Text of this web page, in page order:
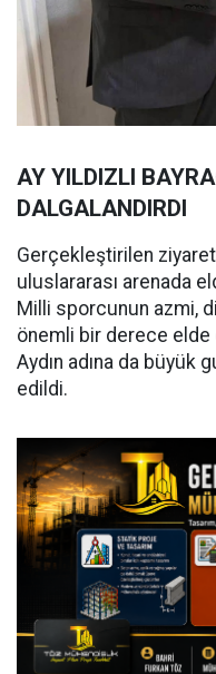
AY YILDIZLI
DALGALANDIRDI
Gerçekleştirilen
uluslararası arenada
Milli sporcunun azmi,
önemli bir derece elde
Aydın adına da büyük
edildi.